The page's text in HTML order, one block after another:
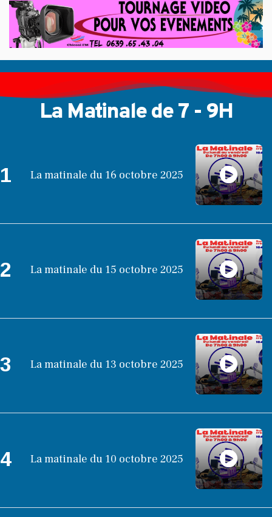
La Matinale de 7 - 9H
1 La matinale du 16 octobre 2025
2 La matinale du 15 octobre 2025
3 La matinale du 13 octobre 2025
4 La matinale du 10 octobre 2025